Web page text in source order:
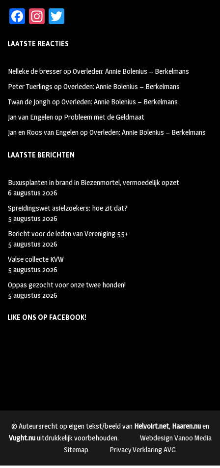
Fa
b
oo
k
In
ag
m
tt
LAATSTE REACTIES
Nelleke de bresseropOverleden: Annie Bolenius – Berkelmans
Peter Tuerlings opOverleden: Annie Bolenius – Berkelmans
Twan de JonghopOverleden: Annie Bolenius – Berkelmans
Jan van Engelenop Probleem met de Geldmaat
Jan en Roos van EngelenopOverleden: Annie Bolenius – Berkelmans
LAATSTE BERICHTEN
Buxusplanten in brand in Biezenmortel, vermoedelijk opzet
6 augustus 2026
Spreidingswet asielzoekers: hoe zit dat?
5 augustus 2026
Bericht voor de leden van Vereniging 55+
5 augustus 2026
Valse collecte KVW
5 augustus 2026
Oppas gezocht voor onze twee honden!
5 augustus 2026
LIKE ONS OP FACEBOOK!
© Auteursrecht op eigen tekst/beeld van Helvoirt.net, Haaren.nuen
Vught.nuuitdrukkelijk voorbehouden.
Webdesign Vanoo Media
Sitemap
Privacy Verklaring AVG